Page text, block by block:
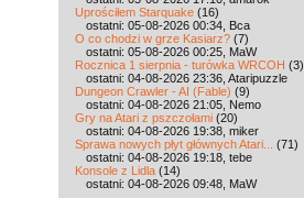
Uprościłem Starquake (16)
ostatni: 05-08-2026 00:34, Bca
O co chodzi w grze Kasiarz? (7)
ostatni: 05-08-2026 00:25, MaW
Rocznica 1 sierpnia - turówka WRCOH (3)
ostatni: 04-08-2026 23:36, Ataripuzzle
Dungeon Crawler - AI (Fable) (9)
ostatni: 04-08-2026 21:05, Nemo
Gry na Atari z pszczołami (20)
ostatni: 04-08-2026 19:38, miker
Sprawa nowych płyt głównych Atari...
(71)
ostatni: 04-08-2026 19:18, tebe
Konsole z Lidla (14)
ostatni: 04-08-2026 09:48, MaW